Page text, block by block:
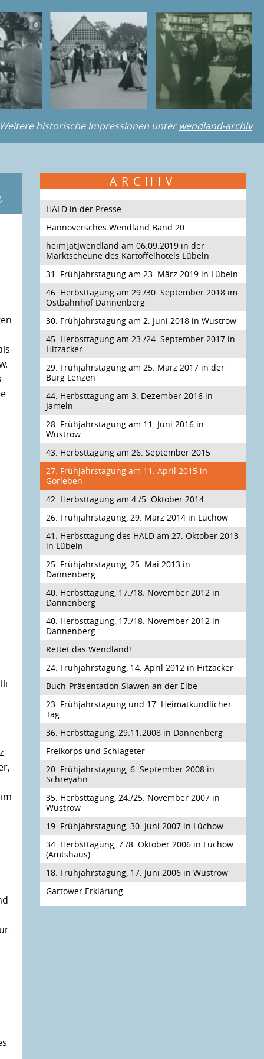
historische Impressionen unterwendland-archiv
ARCHIV
HALD in der Presse
Hannoversches Wendland Band 20
heim[at]wendland am 06.09.2019 in der
Marktscheune des Kartoffelhotels Lübeln
31. Frühjahrstagung am 23. März 2019 in Lübeln
46. Herbsttagung am 29./30. September 2018 im
Ostbahnhof Dannenberg
30. Frühjahrstagung am 2. Juni 2018 in Wustrow
45. Herbsttagung am 23./24. September 2017 in
Hitzacker
29. Frühjahrstagung am 25. März 2017 in der
Burg Lenzen
44. Herbsttagung am 3. Dezember 2016 in
Jameln
28. Frühjahrstagung am 11. Juni 2016 in
Wustrow
43. Herbsttagung am 26. September 2015
27. Frühjahrstagung am 11. April 2015 in
Gorleben
42. Herbsttagung am 4./5. Oktober 2014
26. Frühjahrstagung, 29. März 2014 in Lüchow
41. Herbsttagung des HALD am 27. Oktober 2013
in Lübeln
25. Frühjahrstagung, 25. Mai 2013 in
Dannenberg
40. Herbsttagung, 17./18. November 2012 in
Dannenberg
40. Herbsttagung, 17./18. November 2012 in
Dannenberg
Rettet das Wendland!
24. Frühjahrstagung, 14. April 2012 in Hitzacker
Buch-Präsentation Slawen an der Elbe
23. Frühjahrstagung und 17. Heimatkundlicher
Tag
36. Herbsttagung, 29.11.2008 in Dannenberg
Freikorps und Schlageter
20. Frühjahrstagung, 6. September 2008 in
Schreyahn
35. Herbsttagung, 24./25. November 2007 in
Wustrow
19. Frühjahrstagung, 30. Juni 2007 in Lüchow
34. Herbsttagung, 7./8. Oktober 2006 in Lüchow
(Amtshaus)
18. Frühjahrstagung, 17. Juni 2006 in Wustrow
Gartower Erklärung